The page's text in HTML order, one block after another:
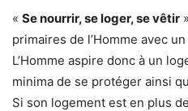
« Se nourrir, se loger, se vêtir
primaires de l’Homme avec
L’Homme aspire donc à un
minima de se protéger ainsi
Si son logement est en plus